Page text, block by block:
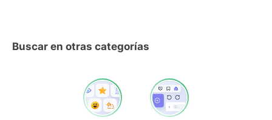
Buscar en otras categorías